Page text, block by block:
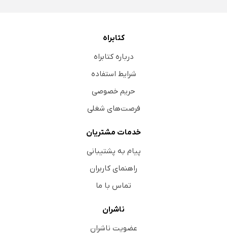
کتابراه
درباره کتابراه
شرایط استفاده
حریم خصوصی
فرصت‌های شغلی
خدمات مشتریان
پیام به پشتیبانی
راهنمای کاربران
تماس با ما
ناشران
عضویت ناشران